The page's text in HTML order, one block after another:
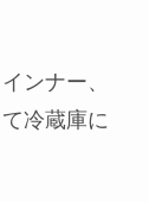
ンナー、
冷蔵庫に